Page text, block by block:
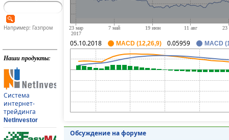
Например: Газпром
Наши продукты:
Система
интернет-
трейдинга
NetInvestor
05.10.2018 MACD (12,26,9) 0.05959 MACD
Обсуждение на форуме